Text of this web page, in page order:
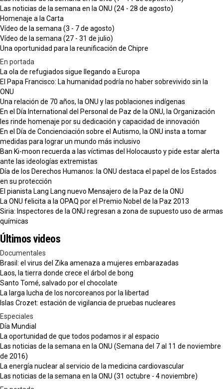
Las noticias de la semana en la ONU (24 - 28 de agosto)
Homenaje a la Carta
Vídeo de la semana (3 - 7 de agosto)
Vídeo de la semana (27 - 31 de julio)
Una oportunidad para la reunificación de Chipre
En portada
La ola de refugiados sigue llegando a Europa
El Papa Francisco: La humanidad podría no haber sobrevivido sin la
ONU
Una relación de 70 años, la ONU y las poblaciones indígenas
En el Día International del Personal de Paz de la ONU, la Organización
les rinde homenaje por su dedicación y capacidad de innovación
En el Día de Concienciación sobre el Autismo, la ONU insta a tomar
medidas para lograr un mundo más inclusivo
Ban Ki-moon recuerda a las víctimas del Holocausto y pide estar alerta
ante las ideologías extremistas
Día de los Derechos Humanos: la ONU destaca el papel de los Estados
en su protección
El pianista Lang Lang nuevo Mensajero de la Paz de la ONU
La ONU felicita a la OPAQ por el Premio Nobel de la Paz 2013
Siria: Inspectores de la ONU regresan a zona de supuesto uso de armas
químicas
Últimos videos
Documentales
Brasil: el virus del Zika amenaza a mujeres embarazadas
Laos, la tierra donde crece el árbol de bong
Santo Tomé, salvado por el chocolate
La larga lucha de los norcoreanos por la libertad
Islas Crozet: estación de vigilancia de pruebas nucleares
Especiales
Día Mundial
La oportunidad de que todos podamos ir al espacio
Las noticias de la semana en la ONU (Semana del 7 al 11 de noviembre
de 2016)
La energía nuclear al servicio de la medicina cardiovascular
Las noticias de la semana en la ONU (31 octubre - 4 noviembre)